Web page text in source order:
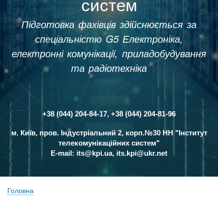
систем
Підготовка фахівців здійснюється за
спеціальністю G5 Електроніка,
електронні комунікації, приладобудування
та радіотехніка
Контакти
+38 (044) 204-84-17, +38 (044) 204-81-96
м. Київ, пров. Індустріальний 2, корп.№30 НН "Інститут
телекомунікаційних систем"
E-mail: its@kpi.ua, its.kpi@ukr.net
Головна